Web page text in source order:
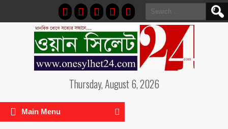
Search
for:
Thursday, August 6, 2026
Main Menu